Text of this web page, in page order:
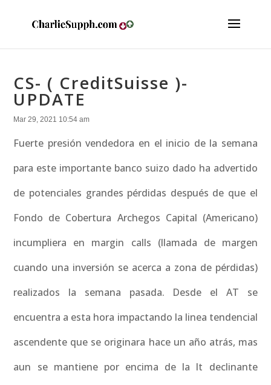
CS- ( CreditSuisse )-
UPDATE
Mar 29, 2021 10:54 am
Fuerte presión vendedora en el inicio de la semana
para este importante banco suizo dado ha advertido
de potenciales grandes pérdidas después de que el
Fondo de Cobertura Archegos Capital (Americano)
incumpliera en margin calls (llamada de margen
cuando una inversión se acerca a zona de pérdidas)
realizados la semana pasada. Desde el AT se
encuentra a esta hora impactando la linea tendencial
ascendente que se originara hace un año atrás, mas
aun se mantiene por encima de la lt declinante